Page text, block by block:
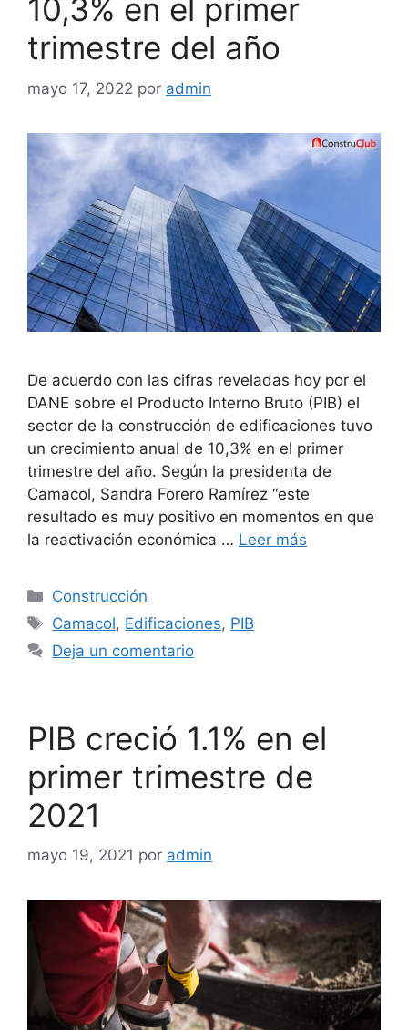
10,3% en el primer
trimestre del año
mayo 17, 2022 por admin
De acuerdo con las cifras reveladas hoy por el
DANE sobre el Producto Interno Bruto (PIB) el
sector de la construcción de edificaciones tuvo
un crecimiento anual de 10,3% en el primer
trimestre del año. Según la presidenta de
Camacol, Sandra Forero Ramírez “este
resultado es muy positivo en momentos en que
la reactivación económica … Leer más
Categorías
Construcción
Etiquetas
Camacol, Edificaciones, PIB
Deja un comentario
PIB creció 1.1% en el
primer trimestre de
2021
mayo 19, 2021 por admin